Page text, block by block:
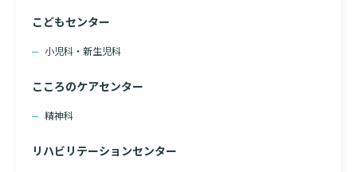
こどもセンター
小児科・新生児科
こころのケアセンター
精神科
リハビリテーションセンター